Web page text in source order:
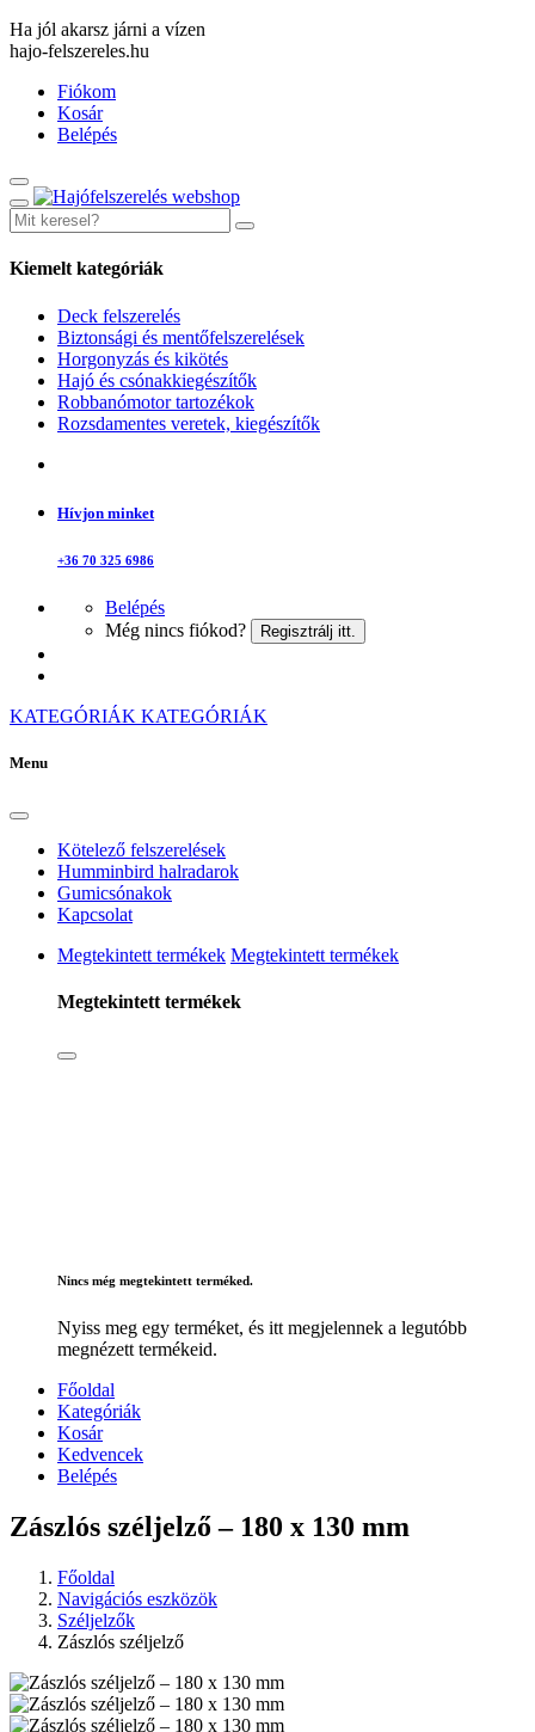
Ha jól akarsz járni a vízen
hajo-felszereles.hu
Fiókom
Kosár
Belépés
Kiemelt kategóriák
Deck felszerelés
Biztonsági és mentőfelszerelések
Horgonyzás és kikötés
Hajó és csónakkiegészítők
Robbanómotor tartozékok
Rozsdamentes veretek, kiegészítők
Hívjon minket
+36 70 325 6986
Belépés
Még nincs fiókod?
Regisztrálj itt.
KATEGÓRIÁK KATEGÓRIÁK
Menu
Kötelező felszerelések
Humminbird halradarok
Gumicsónakok
Kapcsolat
Megtekintett termékek Megtekintett termékek
Megtekintett termékek
Nincs még megtekintett terméked.
Nyiss meg egy terméket, és itt megjelennek a legutóbb
megnézett termékeid.
Főoldal
Kategóriák
Kosár
Kedvencek
Belépés
Zászlós széljelző – 180 x 130 mm
Főoldal
Navigációs eszközök
Széljelzők
Zászlós széljelző